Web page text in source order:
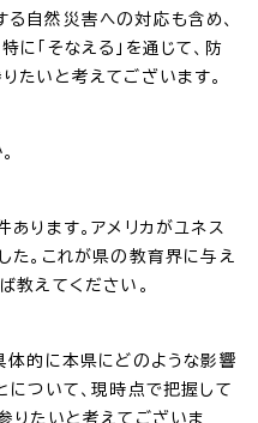
自然災害への対応も含め、
「そなえる」を通じて、防
たいと考えてございます。
ります。アメリカがユネス
た。これが県の教育界に与え
教えてください。
体的に本県にどのような影響
について、現時点で把握して
りたいと考えてございま